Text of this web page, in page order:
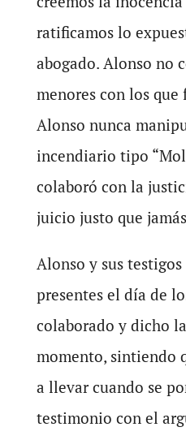
ratificamos lo
abogado. Alonso no
menores con los
Alonso nunca
incendiario tipo
colaboró con la
juicio justo que
Alonso y sus
presentes el día de
colaborado y dicho
momento, sintiendo
a llevar cuando se
testimonio con el